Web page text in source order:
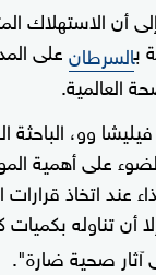
أن الاستهلاك
بالسرطانعلى
العالمية.
وو، الباحثة
على أهمية
عند اتخاذ
أن تناوله
صحية ضارة".